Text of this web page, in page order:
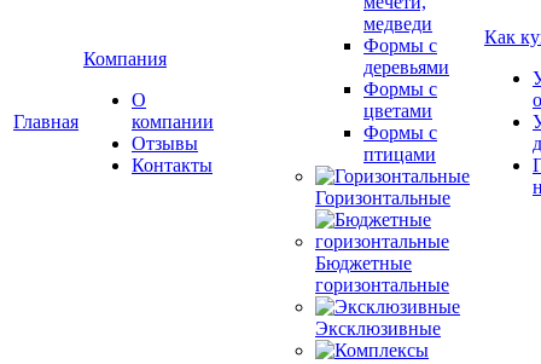
Главная
Компания
О
компании
Отзывы
Контакты
медведи
Формы с
деревьями
Формы с
цветами
Формы с
птицами
Горизонтальные
Бюджетные
горизонтальные
Эксклюзивные
Как